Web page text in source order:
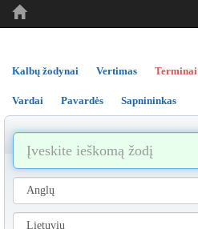
Kalbų žodynai Vertimas Terminai
Vardai Pavardės Sapnininkas